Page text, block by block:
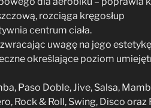
rozciąga kręgosłup
centrum ciała.
uwagę na jego
określające poziom
Paso Doble, Jive, Salsa,
Rock & Roll, Swing, Disco oraz